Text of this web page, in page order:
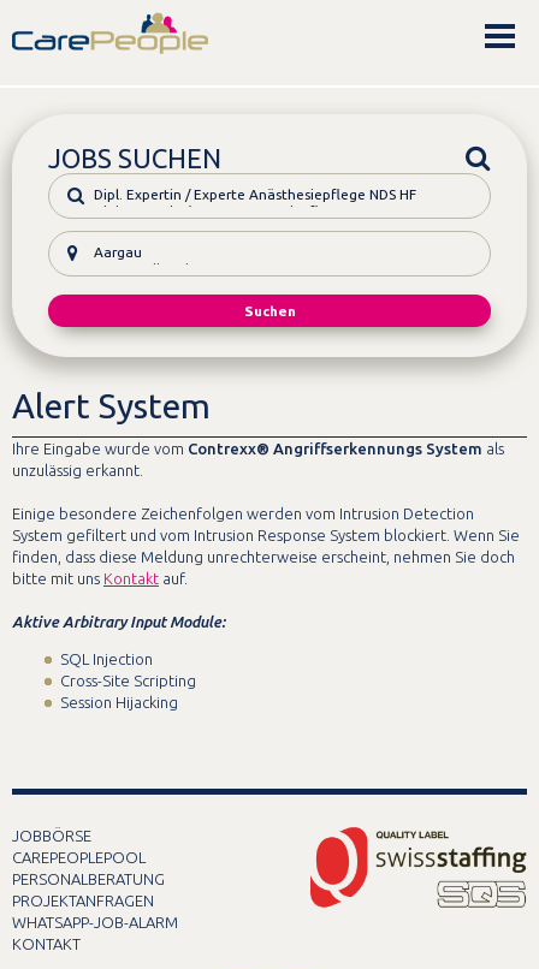
JOBS SUCHEN
Alert System
Ihre Eingabe wurde vom Contrexx® Angriffserkennungs System als
unzulässig erkannt.
Einige besondere Zeichenfolgen werden vom Intrusion Detection
System gefiltert und vom Intrusion Response System blockiert. Wenn Sie
finden, dass diese Meldung unrechterweise erscheint, nehmen Sie doch
bitte mit uns Kontakt auf.
Aktive Arbitrary Input Module:
SQL Injection
Cross-Site Scripting
Session Hijacking
JOBBÖRSE
CAREPEOPLEPOOL
PERSONALBERATUNG
PROJEKTANFRAGEN
WHATSAPP-JOB-ALARM
KONTAKT